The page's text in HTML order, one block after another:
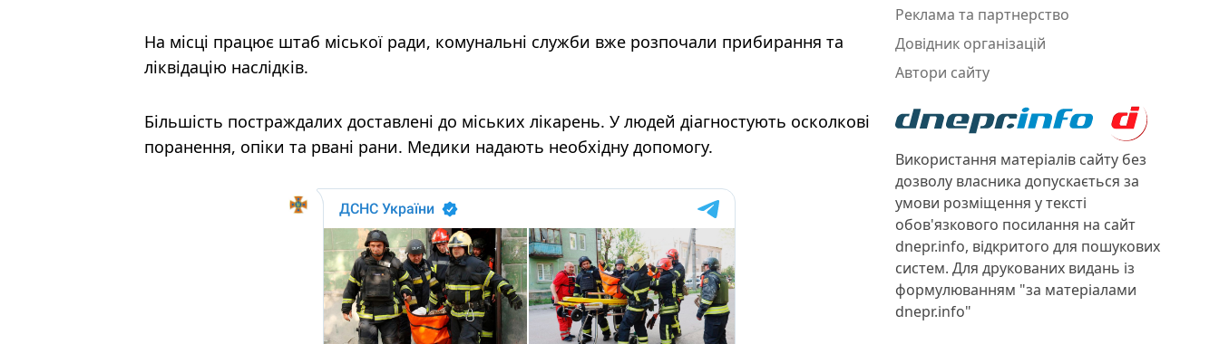
На місці працює штаб міської ради, комунальні служби вже розпочали прибирання та
ліквідацію наслідків.
Більшість постраждалих доставлені до міських лікарень. У людей діагностують осколкові
поранення, опіки та рвані рани. Медики надають необхідну допомогу.
Реклама та партнерство
Довідник організацій
Автори сайту
Використання матеріалів сайту без
дозволу власника допускається за
умови розміщення у тексті
обов'язкового посилання на сайт
dnepr.info, відкритого для пошукових
систем. Для друкованих видань із
формулюванням "за матеріалами
dnepr.info"